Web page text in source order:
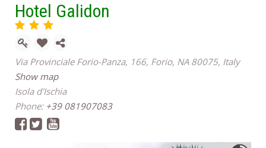
Hotel Galidon
Via Provinciale Forio-Panza, 166, Forio, NA 80075, Italy
Show map
Isola d'Ischia
Phone: +39 081907083